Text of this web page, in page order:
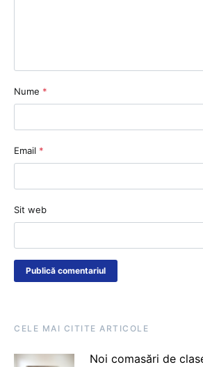
Nume *
Email *
Sit web
CELE MAI CITITE ARTICOLE
Noi comasări de